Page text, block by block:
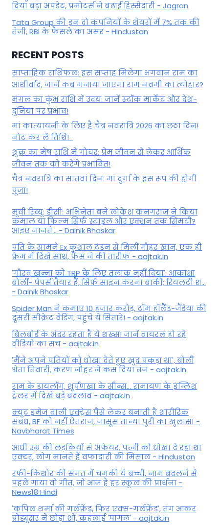
दिया बड़ा अपडेट, प्रमोटर्स ने बढ़ाई हिस्सेदारी - Jagran
Tata Group की इन दो कंपनियों के शेयरों में 7% तक की
तेजी, RBI के फैसले का असर - Hindustan
RECENT POSTS
साप्ताहिक राशिफल: इस सप्ताह मिलेगा भगवान राम का
आशीर्वाद, जानें कब मनाया जाएगा राम नवमी का त्योहार?
मंगल का कुंभ राशि में उदय: जानें स्‍टॉक मार्केट और देश-
दुनिया पर प्रभाव!
मां कात्‍यायनी के लिए है चैत्र नवरात्रि 2026 का छठा दिन!
नोट कर लें तिथि!
शुक्र का मेष राशि में गोचर: प्रेम जीवन से लेकर आर्थिक
जीवन तक को करेंगे प्रभावित!
चैत्र नवरात्रि का सातवां दिन: मां दुर्गा के इस रूप की होगी
पूजा!
मूवी रिव्यू: डीसी: अभिनेता बने लोकेश कनगराज ने किया
कमाल या फिल्म सिर्फ स्टाइल और एक्शन तक सिमटी?
आइए जानते... - Dainik Bhaskar
पति के सामने Ex कुशाल टंडन से मिलीं गौहर खान, एक ही
फ्रेम में दिखे साथ, फैंस ने की तारीफ - aajtak.in
'गौरव खन्ना को TRP के लिए तलाक नहीं दिया': आकांक्षा
बोलीं- पेपर्स तैयार हैं, सिर्फ साइन करना बाकी; रियलटी श...
- Dainik Bhaskar
Spider Man ने कमाए 10 हजार करोड़, टॉम हॉलैेंड-जैंडेया की
दूसरी सीक्रेट वेडिंग, पहुंचे ये सितारे! - aajtak.in
बिलबोर्ड के अंदर रहता है ये शख्स! जानें वायरल हो रहे
वीडियो का सच - aajtak.in
'मैंने अपने पतियों को धोखा देते हुए खुद पकड़ा था', बोलीं
श्वेता तिवारी, करण जौहर ने कस दिया तंज - aajtak.in
राम के डायलॉग, शूर्पणखा के सीन्स... रामायण के इंग्लिश
ट्रेलर में दिखे बड़े बदलाव - aajtak.in
क्यूट इमेज वाली एक्ट्रेस पैसे लेकर बनाती है शारीरिक
संबंध, BF को नहीं ऐतराज, जासूस तान्‍या पुरी का खुलासा -
Navbharat Times
आधी उम्र की लड़कियों से अफेयर, पत्नी को धोखा दे रहा था
एक्टर, लोग मानते हैं वफादारी की मिसाल - Hindustan
रफी-किशोर की संगत में चमकी ये बच्ची, नाम बदलने से
पहले गाया वो गीत, जो आज है हर स्कूल की प्रार्थना -
News18 Hindi
'कपिल शर्मा की गर्लफ्रेंड, फिर एक्स-गर्लफ्रेंड', तंग आकर
प्रोड्यूसर ने छोड़ा शो, कहलाई 'पागल' - aajtak.in